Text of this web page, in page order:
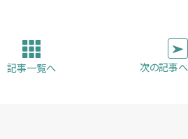
で
ー
記事一覧へ 次の記事へ